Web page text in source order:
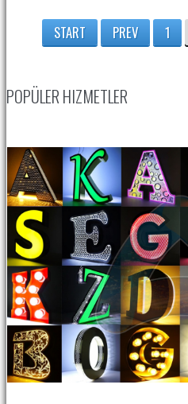
START PREV 1
POPÜLER HIZMETLER